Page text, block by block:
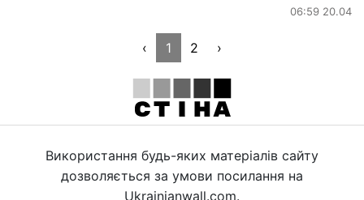
06:59 20.04
‹ 1 2 ›
Використання будь-яких матеріалів сайту
дозволяється за умови посилання на
Ukrainianwall.com.